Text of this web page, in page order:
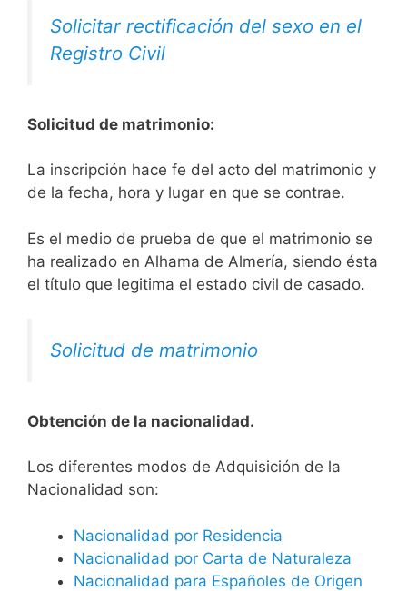
Solicitar rectificación del sexo en el
Registro Civil
Solicitud de matrimonio:
La inscripción hace fe del acto del matrimonio y
de la fecha, hora y lugar en que se contrae.
Es el medio de prueba de que el matrimonio se
ha realizado en Alhama de Almería, siendo ésta
el título que legitima el estado civil de casado.
Solicitud de matrimonio
Obtención de la nacionalidad.
​​​Los diferentes modos de Adquisición de la
Nacionalidad son:
Nacionalidad por Residencia
Nacionalidad por Carta de Naturaleza
Nacionalidad para Españoles de Origen